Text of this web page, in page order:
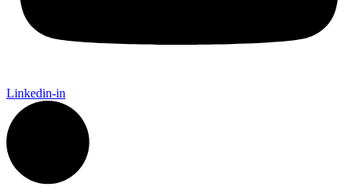
Linkedin-in